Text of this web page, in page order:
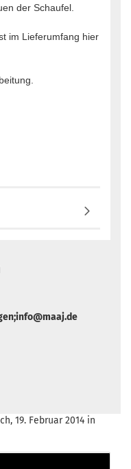
der Schaufel.
im Lieferumfang hier
19. Februar 2014 in